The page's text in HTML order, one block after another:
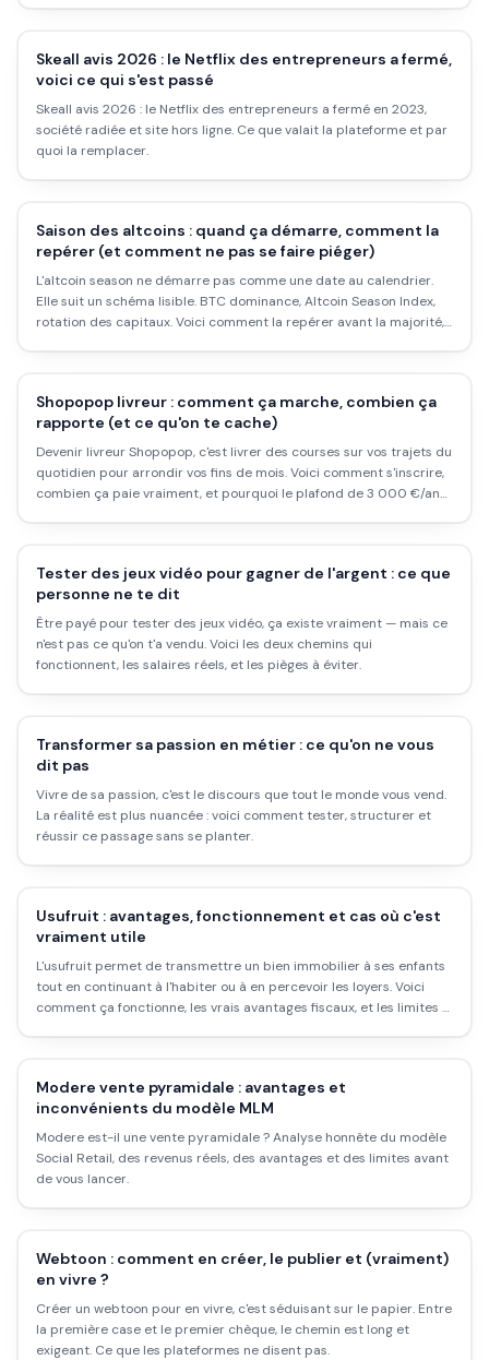
Skeall avis 2026 : le Netflix des entrepreneurs a fermé,
voici ce qui s'est passé
Skeall avis 2026 : le Netflix des entrepreneurs a fermé en 2023,
société radiée et site hors ligne. Ce que valait la plateforme et par
quoi la remplacer.
Saison des altcoins : quand ça démarre, comment la
repérer (et comment ne pas se faire piéger)
L'altcoin season ne démarre pas comme une date au calendrier.
Elle suit un schéma lisible. BTC dominance, Altcoin Season Index,
rotation des capitaux. Voici comment la repérer avant la majorité,
Shopopop livreur : comment ça marche, combien ça
rapporte (et ce qu'on te cache)
Devenir livreur Shopopop, c'est livrer des courses sur vos trajets du
quotidien pour arrondir vos fins de mois. Voici comment s'inscrire,
combien ça paie vraiment, et pourquoi le plafond de 3 000 €/an
Tester des jeux vidéo pour gagner de l'argent : ce que
personne ne te dit
Être payé pour tester des jeux vidéo, ça existe vraiment — mais ce
n'est pas ce qu'on t'a vendu. Voici les deux chemins qui
fonctionnent, les salaires réels, et les pièges à éviter.
Transformer sa passion en métier : ce qu'on ne vous
dit pas
Vivre de sa passion, c'est le discours que tout le monde vous vend.
La réalité est plus nuancée : voici comment tester, structurer et
réussir ce passage sans se planter.
Usufruit : avantages, fonctionnement et cas où c'est
vraiment utile
L'usufruit permet de transmettre un bien immobilier à ses enfants
tout en continuant à l'habiter ou à en percevoir les loyers. Voici
comment ça fonctionne, les vrais avantages fiscaux, et les limites à
Modere vente pyramidale : avantages et
inconvénients du modèle MLM
Modere est-il une vente pyramidale ? Analyse honnête du modèle
Social Retail, des revenus réels, des avantages et des limites avant
de vous lancer.
Webtoon : comment en créer, le publier et (vraiment)
en vivre ?
Créer un webtoon pour en vivre, c'est séduisant sur le papier. Entre
la première case et le premier chèque, le chemin est long et
exigeant. Ce que les plateformes ne disent pas.